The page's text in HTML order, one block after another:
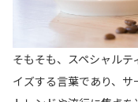
そもそも、スペシャル
イズする言葉であり、